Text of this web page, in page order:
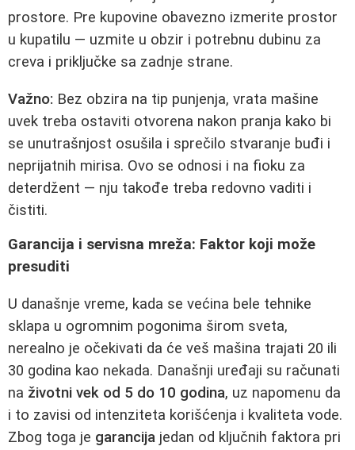
prostore. Pre kupovine obavezno izmerite prostor
u kupatilu — uzmite u obzir i potrebnu dubinu za
creva i priključke sa zadnje strane.
Važno: Bez obzira na tip punjenja, vrata mašine
uvek treba ostaviti otvorena nakon pranja kako bi
se unutrašnjost osušila i sprečilo stvaranje buđi i
neprijatnih mirisa. Ovo se odnosi i na fioku za
deterdžent — nju takođe treba redovno vaditi i
čistiti.
Garancija i servisna mreža: Faktor koji može
presuditi
U današnje vreme, kada se većina bele tehnike
sklapa u ogromnim pogonima širom sveta,
nerealno je očekivati da će veš mašina trajati 20 ili
30 godina kao nekada. Današnji uređaji su računati
na životni vek od 5 do 10 godina, uz napomenu da
i to zavisi od intenziteta korišćenja i kvaliteta vode.
Zbog toga je garancija jedan od ključnih faktora pri